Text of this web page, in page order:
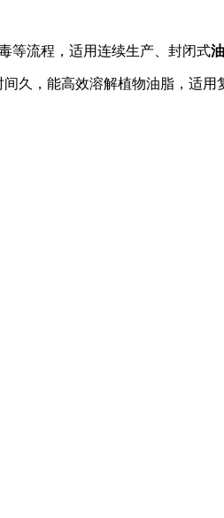
等流程，适用连续生产、封闭式
久，能高效溶解植物油脂，适用